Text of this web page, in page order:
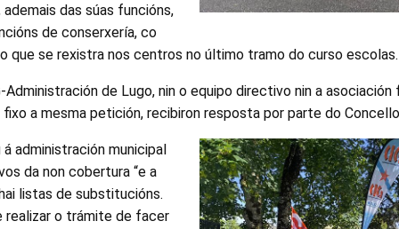
das súas funcións,
de conserxería, co
que se rexistra nos centros no último tramo do curso escolas.
Administración de Lugo, nin o equipo directivo nin a asociación
fixo a mesma petición, recibiron resposta por parte do
administración municipal
da non cobertura “e a
listas de substitucións.
realizar o trámite de facer